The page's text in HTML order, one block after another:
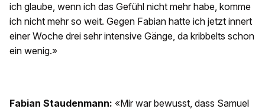
ich glaube, wenn ich das Gefühl nicht mehr habe, komme
ich nicht mehr so weit. Gegen Fabian hatte ich jetzt innert
einer Woche drei sehr intensive Gänge, da kribbelts schon
ein wenig.»
Fabian Staudenmann: «Mir war bewusst, dass Samuel